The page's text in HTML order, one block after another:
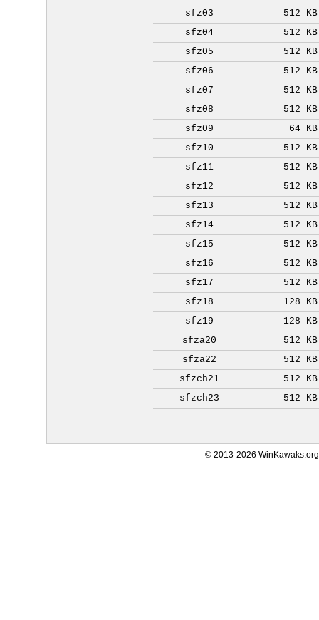
sfz03
512 KB
sfz04
512 KB
sfz05
512 KB
sfz06
512 KB
sfz07
512 KB
sfz08
512 KB
sfz09
64 KB
sfz10
512 KB
sfz11
512 KB
sfz12
512 KB
sfz13
512 KB
sfz14
512 KB
sfz15
512 KB
sfz16
512 KB
sfz17
512 KB
sfz18
128 KB
sfz19
128 KB
sfza20
512 KB
sfza22
512 KB
sfzch21
512 KB
sfzch23
512 KB
© 2013-2026